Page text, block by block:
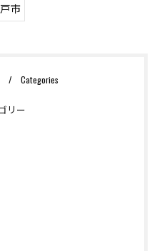
市
Categories
リー